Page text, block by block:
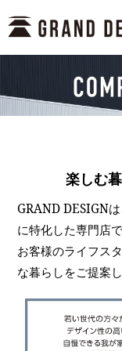
楽しむ
GRAND DESIGN
に特化した専門店で
お客様のライフス
な暮らしをご提案し